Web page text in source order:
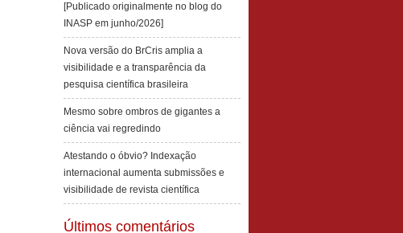
[Publicado originalmente no blog do
INASP em junho/2026]
Nova versão do BrCris amplia a
visibilidade e a transparência da
pesquisa científica brasileira
Mesmo sobre ombros de gigantes a
ciência vai regredindo
Atestando o óbvio? Indexação
internacional aumenta submissões e
visibilidade de revista científica
Últimos comentários